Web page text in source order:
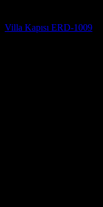
Villa Kapısı ERD-1009